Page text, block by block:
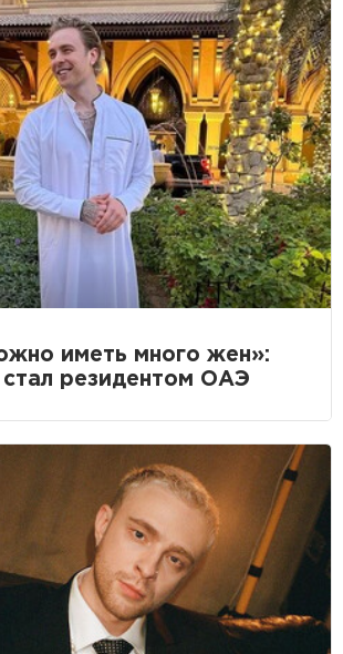
иметь много жен»:
резидентом ОАЭ